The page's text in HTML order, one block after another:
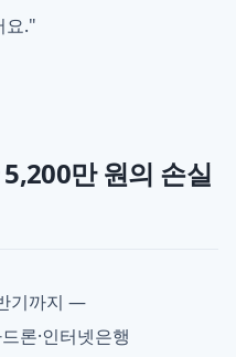
요."
만 원의 손실
기까지 —
론·인터넷은행